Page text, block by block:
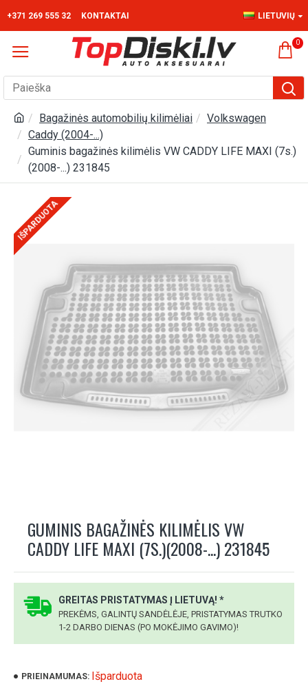
+371 269 555 32 KONTAKTAI LIETUVIŲ
0
Bagažinės automobilių kilimėliai
Volkswagen
Caddy (2004-...)
Guminis bagažinės kilimėlis VW CADDY LIFE MAXI (7s.)
(2008-...) 231845
IŠPARDUOTA
GUMINIS BAGAŽINĖS KILIMĖLIS VW
CADDY LIFE MAXI (7S.)(2008-...) 231845
GREITAS PRISTATYMAS Į LIETUVĄ! *
PREKĖMS, GALINTŲ SANDĖLĖJE, PRISTATYMAS TRUTKO
1-2 DARBO DIENAS (PO MOKĖJIMO GAVIMO)!
PRIEINAMUMAS: Išparduota